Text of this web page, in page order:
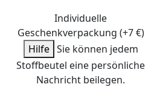
Individuelle
Geschenkverpackung (+7 €)
Hilfe Sie können jedem
Stoffbeutel eine persönliche
Nachricht beilegen.